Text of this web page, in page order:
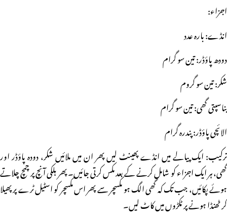
اجزاء:
انڈے: بارہ عدد
دودھ پاؤڈر: تین سو گرام
شکر: تین سو گروم
بناسپتی گھی: تین سو گرام
الائچی پاؤڈر: پندرہ گرام
ترکیب: ایک پیالے میں انڈے پھینٹ لیں پھر ان میں ملائیں شکر، دودہ پاؤڈر اور
گھی، ہر ایک اجزاء کو شامل کرنے کے بعد مکس کرتی جائیں۔ پھر ہلکی آنچ پر چمچ چلاتے
ہوئے پکائیں، جب تک کہ گھی الگ ہو مکسچر سے پھر اس مکسچر کو اسٹیل ٹرے پر پھیلا
کر ٹھنڈا ہونے پر ٹکڑوں میں کاٹ لیں۔